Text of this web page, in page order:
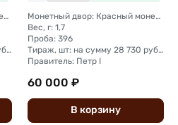
Монетный двор: Красный монетный двор (Москва)
Тираж, шт: на сумму 28 730 рублей (полтина + гривенник + алтын + копейка)
Монетный двор: Красный монетный двор (Москва)
Вес, г: 1,7
Проба: 396
Тираж, шт: на сумму 28 730 рублей (полтина + гривенник + алтын + копейка)
Правитель: Петр I
60 000 ₽
В корзину